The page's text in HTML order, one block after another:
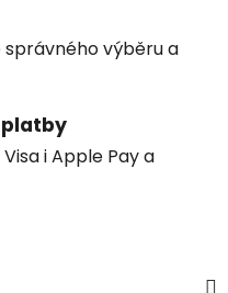
výběru a
platby
i Apple Pay a